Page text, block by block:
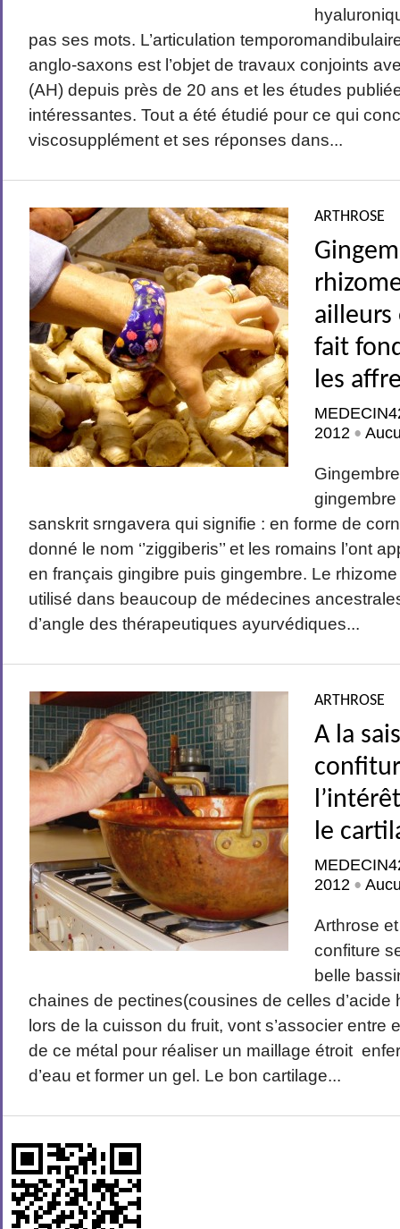
pas ses mots. L’articulation
anglo-saxons est l’objet de travaux conjoints
(AH) depuis près de 20 ans et les études
intéressantes. Tout a été étudié pour ce qui
viscosupplément et ses réponses dans...
ARTHROSE
fait
les
2012 •
sanskrit srngavera qui signifie : en forme de
donné le nom ‘’ziggiberis’’ et les romains l’ont
en français gingibre puis gingembre. Le
utilisé dans beaucoup de médecines
d’angle des thérapeutiques ayurvédiques...
ARTHROSE
A la
le
2012 •
Arthrose
confiture
belle
chaines de pectines(cousines de celles d’acide
lors de la cuisson du fruit, vont s’associer entre
de ce métal pour réaliser un maillage étroit
d’eau et former un gel. Le bon cartilage...